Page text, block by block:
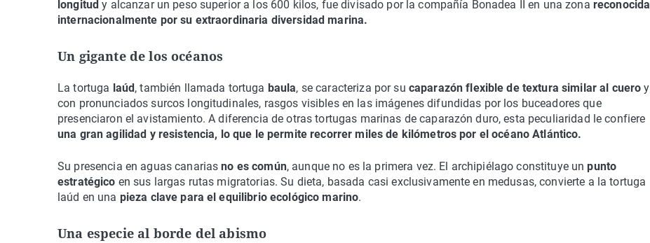
longitudy alcanzar un peso superior a los 600 kilos, fue divisado por la compañía Bonadea II en una zona reconocida
internacionalmente por su extraordinaria diversidad marina.
Un gigante de los océanos
La tortuga laúd , también llamada tortuga baula, se caracteriza por su caparazón flexible de textura similar al cuero y
con pronunciados surcos longitudinales, rasgos visibles en las imágenes difundidas por los buceadores que
presenciaron el avistamiento. A diferencia de otras tortugas marinas de caparazón duro, esta peculiaridad le confiere
una gran agilidad y resistencia, lo que le permite recorrer miles de kilómetros por el océano Atlántico.
Su presencia en aguas canarias no es común, aunque no es la primera vez. El archipiélago constituye unpunto
estratégico en sus largas rutas migratorias. Su dieta, basada casi exclusivamente en medusas, convierte a la tortuga
laúd en una pieza clave para el equilibrio ecológico marino.
Una especie al borde del abismo